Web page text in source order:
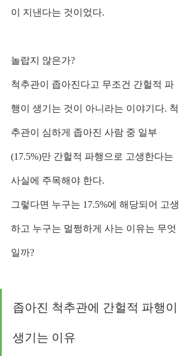
이 지낸다는 것이었다.
놀랍지 않은가?
척추관이 좁아진다고 무조건 간헐적 파
행이 생기는 것이 아니라는 이야기다. 척
추관이 심하게 좁아진 사람 중 일부
(17.5%)만 간헐적 파행으로 고생한다는
사실에 주목해야 한다.
그렇다면 누구는 17.5%에 해당되어 고생
하고 누구는 멀쩡하게 사는 이유는 무엇
일까?
좁아진 척추관에 간헐적 파행이
생기는 이유